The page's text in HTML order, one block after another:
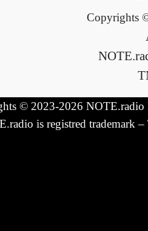
Copyrights
© 2023-2026 NOTE.radio
is registred trademark